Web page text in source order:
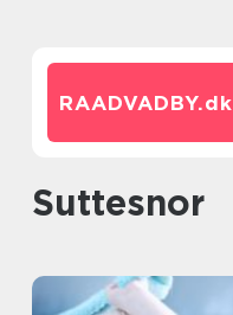
RAADVADBY.dk
suttesnor